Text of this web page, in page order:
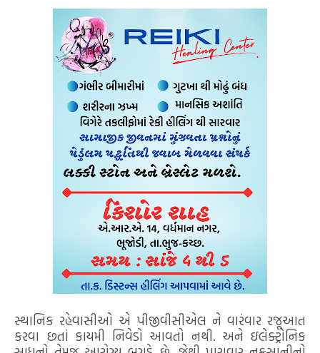
સ્થાનિક રહેવાસીઓ એ પીજીવીસીએલ ને વારંવાર રજૂઆત
કરવા છતાં કાયમી નિવેડો આવતો નથી. અને ઇલેક્ટ્રોનિક